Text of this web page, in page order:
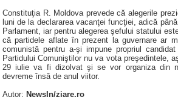
Constituţia R. Moldova prevede că alegerile
luni de la declararea vacanţei funcţiei, adică
Parlament, iar pentru alegerea şefului statului
că partidele aflate în prezent la guvernare ar
comunistă pentru a-şi impune propriul
Partidului Comuniştilor nu va vota preşedintele,
29 iulie va fi dizolvat şi se vor organiza din
devreme însă de anul viitor.
Autor: NewsIn/ziare.ro